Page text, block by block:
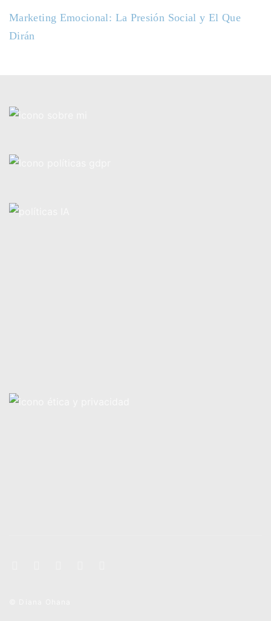
Marketing Emocional: La Presión Social y El Que
Dirán